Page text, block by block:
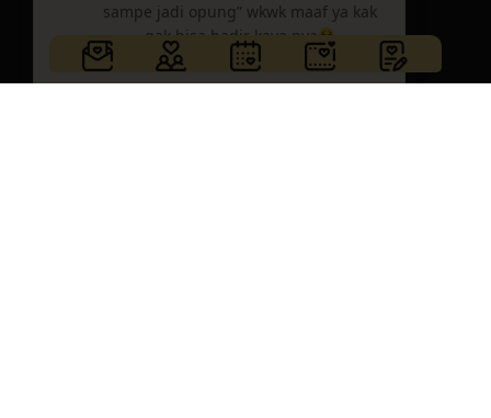
sampe jadi opung” wkwk maaf ya kak
gak bisa hadir kaya nya
1 year, 9 month ago Reply